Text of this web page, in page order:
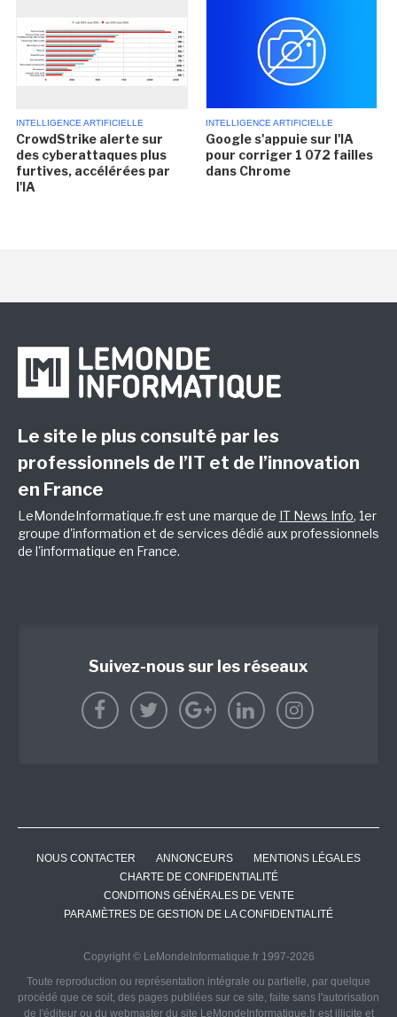
INTELLIGENCE ARTIFICIELLE
CrowdStrike alerte sur
des cyberattaques plus
furtives, accélérées par
l'IA
INTELLIGENCE ARTIFICIELLE
Google s'appuie sur l'IA
pour corriger 1 072 failles
dans Chrome
Le site le plus consulté par les
professionnels de l’IT et de l’innovation
en France
LeMondeInformatique.fr est une marque de IT News Info, 1er
groupe d'information et de services dédié aux professionnels
de l'informatique en France.
Suivez-nous sur les réseaux
NOUS CONTACTER ANNONCEURS
MENTIONS LÉGALES
CHARTE DE CONFIDENTIALITÉ
CONDITIONS GÉNÉRALES DE VENTE
PARAMÈTRES DE GESTION DE LA CONFIDENTIALITÉ
Copyright © LeMondeInformatique.fr 1997-2026
Toute reproduction ou représentation intégrale ou partielle, par quelque
procédé que ce soit, des pages publiées sur ce site, faite sans l'autorisation
de l'éditeur ou du webmaster du site LeMondeInformatique.fr est illicite et